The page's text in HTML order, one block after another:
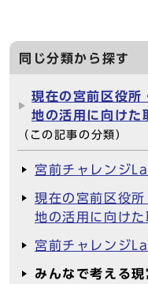
同じ分類から探す
現在の宮前区役所
地の活用に向けた
（この記事の分類）
宮前チャレンジ
現在の宮前区役
地の活用に向け
宮前チャレンジ
みんなで考える